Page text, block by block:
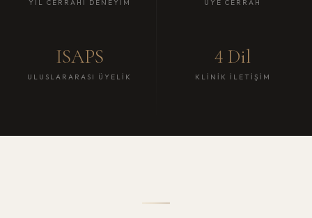
YIL CERRAHI DENEYIM ÜYE CERRAH
ISAPS
ULUSLARARASI ÜYELIK
4 Dil
KLINIK İLETIŞIM